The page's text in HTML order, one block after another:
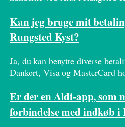
Kan jeg bruge mit
Rungsted Kyst?
Ja, du kan benytte diverse
Dankort, Visa og MasterCard
Er der en Aldi-app, som
forbindelse med indkøb i